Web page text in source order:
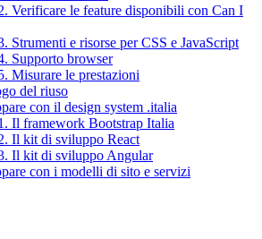
Verificare le feature disponibili con Can I
Strumenti e risorse per CSS e JavaScript
Supporto browser
Misurare le prestazioni
del riuso
con il design system .italia
Il framework Bootstrap Italia
Il kit di sviluppo React
Il kit di sviluppo Angular
con i modelli di sito e servizi